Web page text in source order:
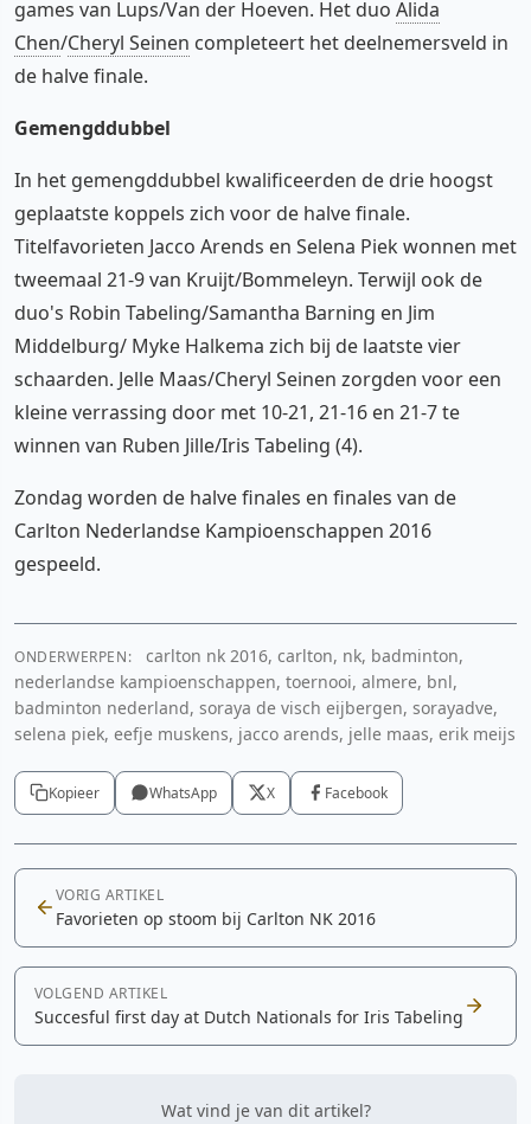
games van Lups/Van der Hoeven. Het duo Alida
Chen/Cheryl Seinen completeert het deelnemersveld in
de halve finale.
Gemengddubbel
In het gemengddubbel kwalificeerden de drie hoogst
geplaatste koppels zich voor de halve finale.
Titelfavorieten Jacco Arends en Selena Piek wonnen met
tweemaal 21-9 van Kruijt/Bommeleyn. Terwijl ook de
duo's Robin Tabeling/Samantha Barning en Jim
Middelburg/ Myke Halkema zich bij de laatste vier
schaarden. Jelle Maas/Cheryl Seinen zorgden voor een
kleine verrassing door met 10-21, 21-16 en 21-7 te
winnen van Ruben Jille/Iris Tabeling (4).
Zondag worden de halve finales en finales van de
Carlton Nederlandse Kampioenschappen 2016
gespeeld.
ONDERWERPEN:
carlton nk 2016, carlton, nk, badminton,
nederlandse kampioenschappen, toernooi, almere, bnl,
badminton nederland, soraya de visch eijbergen, sorayadve,
selena piek, eefje muskens, jacco arends, jelle maas, erik meijs
Kopieer WhatsApp X Facebook
VORIG ARTIKEL
Favorieten op stoom bij Carlton NK 2016
VOLGEND ARTIKEL
Succesful first day at Dutch Nationals for Iris Tabeling
Wat vind je van dit artikel?